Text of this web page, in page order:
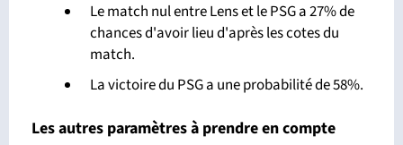
Le match nul entre Lens et le PSG a 27% de
chances d'avoir lieu d'après les cotes du
match.
La victoire du PSG a une probabilité de 58%.
Les autres paramètres à prendre en compte